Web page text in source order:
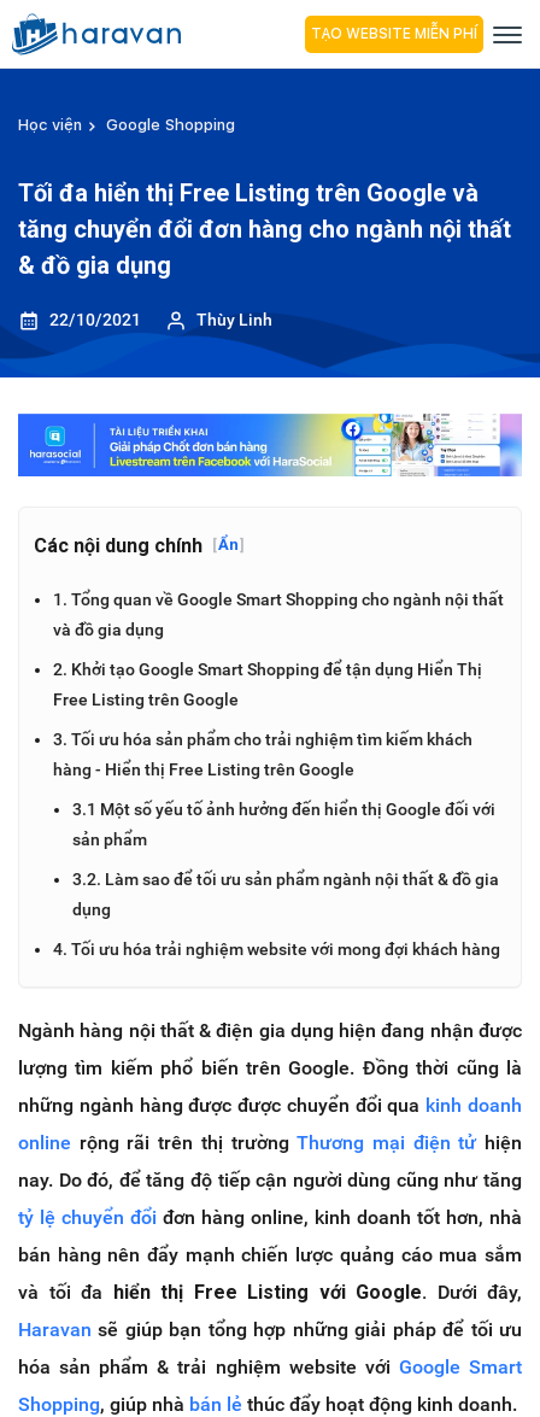
TẠO WEBSITE MIỄN PHÍ
Học viện Google Shopping
Tối đa hiển thị Free Listing trên Google và
tăng chuyển đổi đơn hàng cho ngành nội thất
& đồ gia dụng
22/10/2021 Thùy Linh
Các nội dung chính [Ẩn]
1. Tổng quan về Google Smart Shopping cho ngành nội thất
và đồ gia dụng
2. Khởi tạo Google Smart Shopping để tận dụng Hiển Thị
Free Listing trên Google
3. Tối ưu hóa sản phẩm cho trải nghiệm tìm kiếm khách
hàng - Hiển thị Free Listing trên Google
3.1 Một số yếu tố ảnh hưởng đến hiển thị Google đối với
sản phẩm
3.2. Làm sao để tối ưu sản phẩm ngành nội thất & đồ gia
dụng
4. Tối ưu hóa trải nghiệm website với mong đợi khách hàng
Ngành hàng nội thất & điện gia dụng hiện đang nhận được
lượng tìm kiếm phổ biến trên Google. Đồng thời cũng là
những ngành hàng được được chuyển đổi qua kinh doanh
online rộng rãi trên thị trườngThương mại điện tửhiện
nay. Do đó, để tăng độ tiếp cận người dùng cũng như tăng
tỷ lệ chuyển đổi đơn hàng online, kinh doanh tốt hơn, nhà
bán hàng nên đẩy mạnh chiến lược quảng cáo mua sắm
và tối đa hiển thị Free Listing với Google. Dưới đây,
Haravan sẽ giúp bạn tổng hợp những giải pháp để tối ưu
hóa sản phẩm & trải nghiệm website với Google Smart
Shopping, giúp nhà bán lẻ thúc đẩy hoạt động kinh doanh.